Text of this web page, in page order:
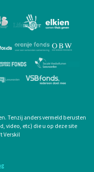
Tenzij anders vermeld berusten
video, etc) die u op deze site
Verskil